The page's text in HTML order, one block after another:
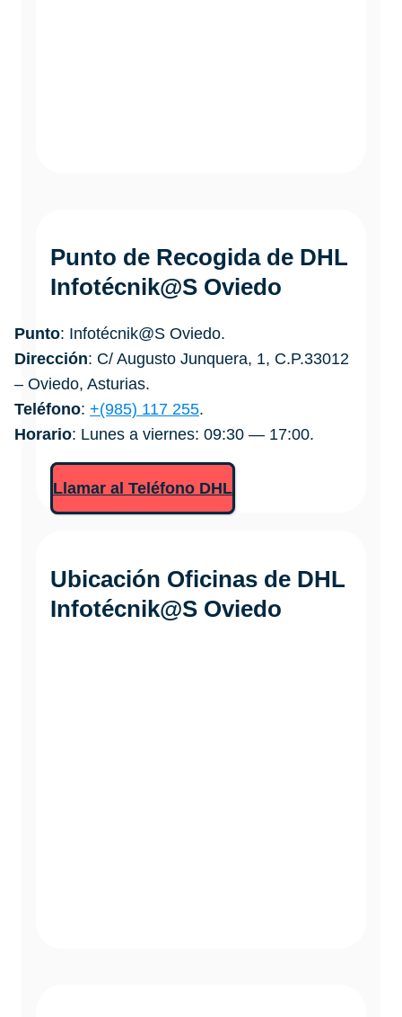
Punto de Recogida de DHL
Infotécnik@S Oviedo
Punto: Infotécnik@S Oviedo.
Dirección: C/ Augusto Junquera, 1, C.P.33012
– Oviedo, Asturias.
Teléfono: +(985) 117 255.
Horario: Lunes a viernes: 09:30 — 17:00.
Llamar al Teléfono DHL
Ubicación Oficinas de DHL
Infotécnik@S Oviedo